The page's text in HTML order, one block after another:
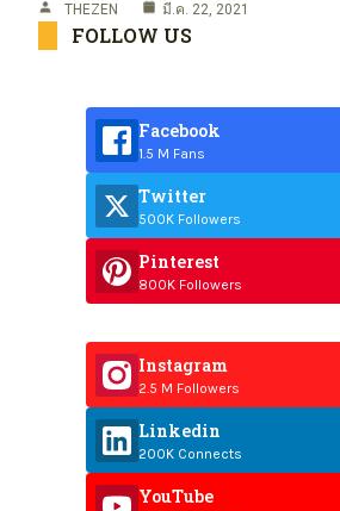
THEZEN มี.ค. 22, 2021
FOLLOW US
Facebook
1.5 M Fans
Twitter
500K Followers
Pinterest
800K Followers
Instagram
2.5 M Followers
Linkedin
200K Connects
YouTube